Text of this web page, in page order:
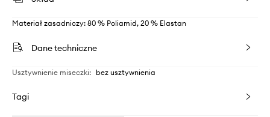
Materiał zasadniczy: 80 % Poliamid, 20 % Elastan
Dane techniczne
Usztywnienie miseczki: bez usztywnienia
Tagi